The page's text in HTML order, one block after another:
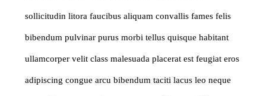
sollicitudin litora faucibus aliquam convallis fames felis
bibendum pulvinar purus morbi tellus quisque habitant
ullamcorper velit class malesuada placerat est feugiat eros
adipiscing congue arcu bibendum taciti lacus leo neque